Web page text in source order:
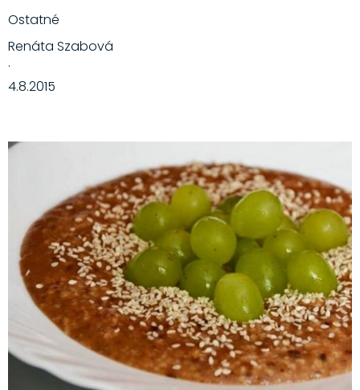
Ostatné
Renáta Szabová
·
4.8.2015